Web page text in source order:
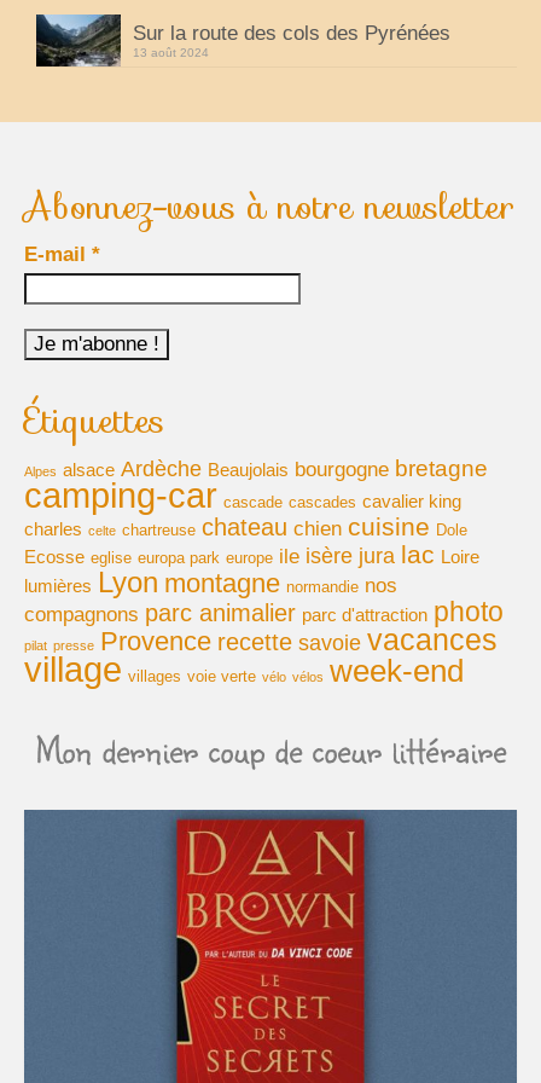
voyages-camping-car
Aires de services en vue Panoramiques
loisirs voyages sports et culture (forum)
le site du cc (forum)
élevage de cavalier king charles
moteur de recherche récits de voyage
Cuisine
Sur la route des cols des Pyrénées
13 août 2024
Abonnez-vous à notre newsletter
E-mail *
Étiquettes
Alpes alsace Ardèche Beaujolais bourgogne bretagne
camping-car cascade cascades cavalier king
charles celte chartreuse chateau chien cuisine Dole
Ecosse eglise europa park europe ile isère jura lac Loire
lumières Lyon montagne normandie nos
compagnons parc animalier parc d'attraction photo
pilat presse Provence recette savoie vacances
village villages voie verte vélo vélos week-end
Mon dernier coup de coeur littéraire